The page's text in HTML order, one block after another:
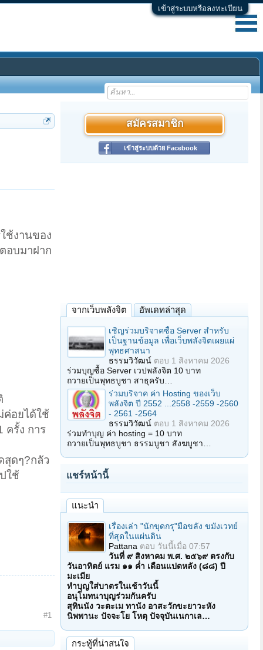
เข้าสู่ระบบหรือลงทะเบียน
ช้งานของ
อบมาฝาก
ค่อยได้ใช้
ครั้ง การ
สุดๆ?กลัว
ใช้
#1
สมัครสมาชิก
เข้าสู่ระบบด้วย Facebook
จากเว็บพลังจิต อัพเดทล่าสุด
เชิญร่วมบริจาคซื้อ Server สำหรับ
เป็นฐานข้อมูล เพื่อเว็บพลังจิตเผยแผ่
พุทธศาสนา
ธรรมวิวัฒน์ ตอบ 1 สิงหาคม 2026
ร่วมบุญซื้อ Server เวปพลังจิต 10 บาท
ถวายเป็นพุทธบูชา สาธุครับ…
ร่วมบริจาค ค่า Hosting ของเว็บ
พลังจิต ปี 2552 ...2558 -2559 -2560
- 2561 -2564
ธรรมวิวัฒน์ ตอบ 1 สิงหาคม 2026
ร่วมทำบุญ ค่า hosting = 10 บาท
ถวายเป็นพุทธบูชา ธรรมบูชา สังฆบูชา…
แชร์หน้านี้
แนะนำ
เรื่องเล่า "นักขุดกรุ"มือขลัง ขมังเวทย์
ที่สุดในแผ่นดิน
Pattana ตอบ วันนี้เมื่อ 07:57
วันที่ ๙ สิงหาคม พ.ศ. ๒๕๖๙ ตรงกับ
วันอาทิตย์ แรม ๑๑ ค่ำ เดือนแปดหลัง (๘๘) ปี
มะเมีย
ทำบุญใส่บาตรในเช้าวันนี้
อนุโมทนาบุญร่วมกันครับ
สุทินนัง วะตะเม ทานัง อาสะวักขะยาวะหัง
นิพพานะ ปัจจะโย โหตุ ปัจจุบันเนกาเล…
กระทู้ที่น่าสนใจ